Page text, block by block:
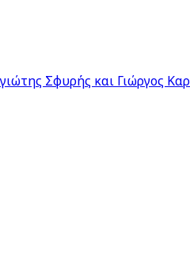
Σφυρής και Γιώργος